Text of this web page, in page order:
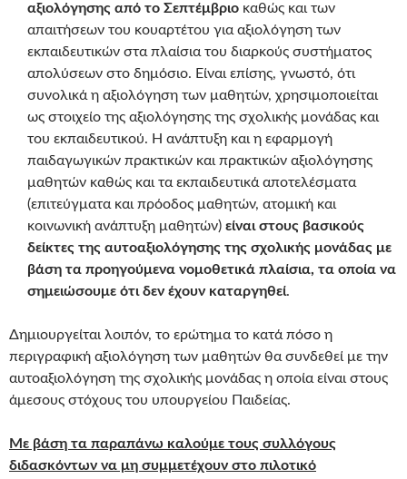
αξιολόγησης από το Σεπτέμβριο καθώς και των
απαιτήσεων του κουαρτέτου για αξιολόγηση των
εκπαιδευτικών στα πλαίσια του διαρκούς συστήματος
απολύσεων στο δημόσιο. Είναι επίσης, γνωστό, ότι
συνολικά η αξιολόγηση των μαθητών, χρησιμοποιείται
ως στοιχείο της αξιολόγησης της σχολικής μονάδας και
του εκπαιδευτικού. Η ανάπτυξη και η εφαρμογή
παιδαγωγικών πρακτικών και πρακτικών αξιολόγησης
μαθητών καθώς και τα εκπαιδευτικά αποτελέσματα
(επιτεύγματα και πρόοδος μαθητών, ατομική και
κοινωνική ανάπτυξη μαθητών) είναι στους βασικούς
δείκτες της αυτοαξιολόγησης της σχολικής μονάδας με
βάση τα προηγούμενα νομοθετικά πλαίσια, τα οποία να
σημειώσουμε ότι δεν έχουν καταργηθεί.
Δημιουργείται λοιπόν, το ερώτημα το κατά πόσο η
περιγραφική αξιολόγηση των μαθητών θα συνδεθεί με την
αυτοαξιολόγηση της σχολικής μονάδας η οποία είναι στους
άμεσους στόχους του υπουργείου Παιδείας.
Με βάση τα παραπάνω καλούμε τους συλλόγους
διδασκόντων να μη συμμετέχουν στο πιλοτικό